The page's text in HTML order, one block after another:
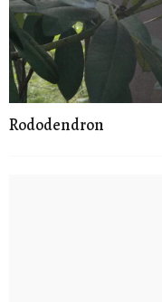
Rododendron